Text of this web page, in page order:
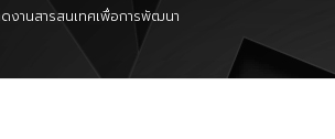
งานสารสนเทศเพื่อการพัฒนา